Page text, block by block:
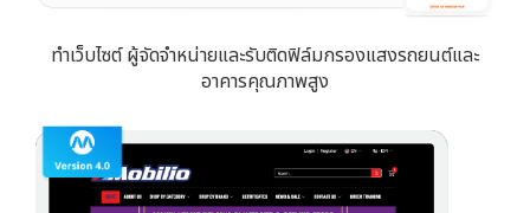
ทำเว็บไซต์ ผู้จัดจำหน่ายและรับติดฟิล์มกรองแสงรถยนต์และ
อาคารคุณภาพสูง